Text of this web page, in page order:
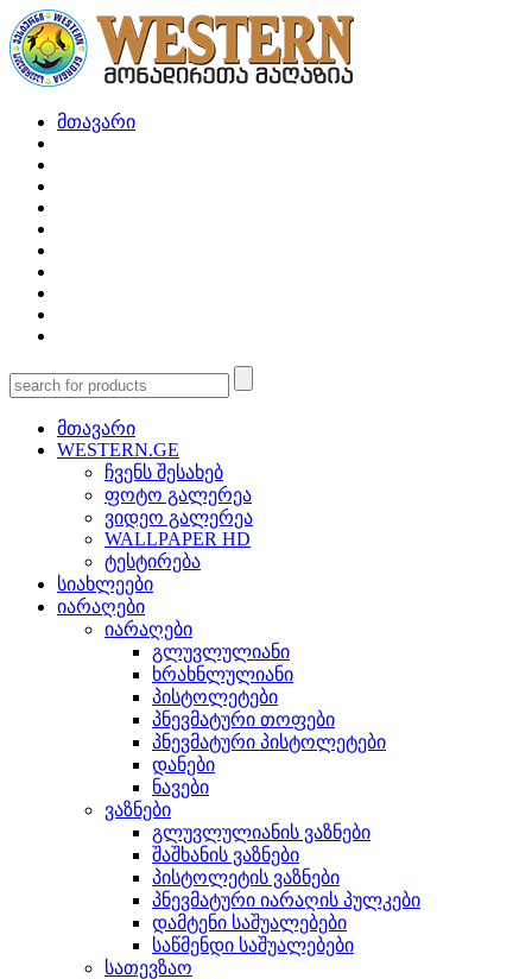
მთავარი
მთავარი
WESTERN.GE
ჩვენს შესახებ
ფოტო გალერეა
ვიდეო გალერეა
WALLPAPER HD
ტესტირება
სიახლეები
იარაღები
იარაღები
გლუვლულიანი
ხრახნლულიანი
პისტოლეტები
პნევმატური თოფები
პნევმატური პისტოლეტები
დანები
ნავები
ვაზნები
გლუვლულიანის ვაზნები
შაშხანის ვაზნები
პისტოლეტის ვაზნები
პნევმატური იარაღის პულკები
დამტენი საშუალებები
საწმენდი საშუალებები
სათევზაო